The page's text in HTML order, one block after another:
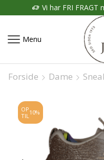
Vi har FRI
Menu
Forside Dame
OP
TIL 10%